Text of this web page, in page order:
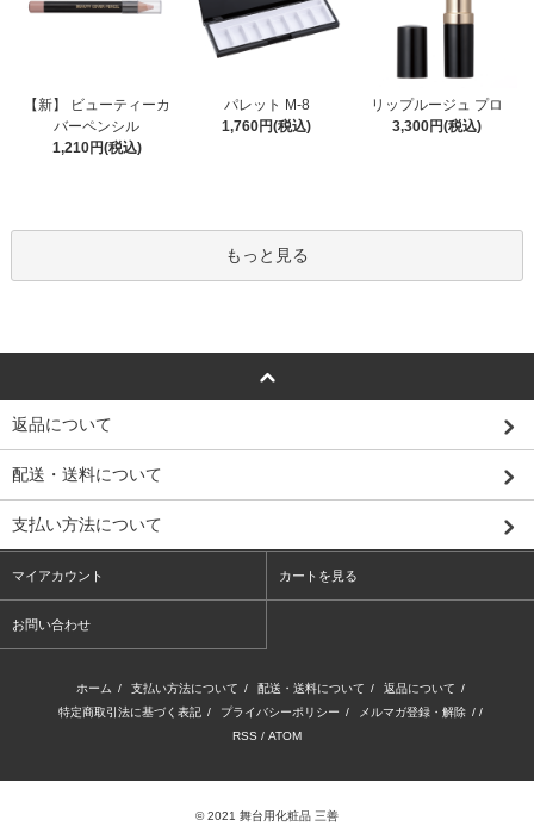
【新】 ビューティーカ
バーペンシル
1,210円(税込)
パレット M-8
1,760円(税込)
リップルージュ プロ
3,300円(税込)
もっと見る
返品について
配送・送料について
支払い方法について
マイアカウント カートを見る
お問い合わせ
ホーム / 支払い方法について / 配送・送料について / 返品について /
特定商取引法に基づく表記 / プライバシーポリシー / メルマガ登録・解除 / /
RSS / ATOM
© 2021 舞台用化粧品 三善